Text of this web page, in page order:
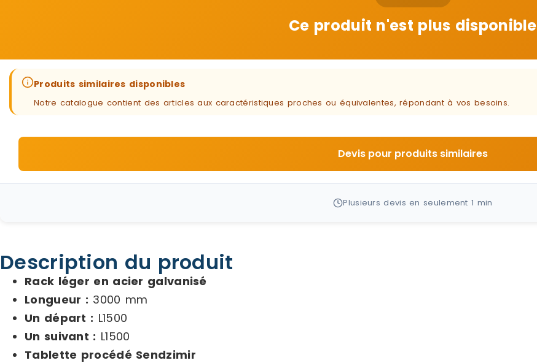
Ce produit n'est plus disponible
Produits similaires disponibles
Notre catalogue contient des articles aux caractéristiques proches ou équivalentes, répondant à vos besoins.
Devis pour produits similaires
Plusieurs devis en seulement 1 min
Description du produit
Rack léger en acier galvanisé
Longueur : 3000 mm
Un départ : L1500
Un suivant : L1500
Tablette procédé Sendzimir